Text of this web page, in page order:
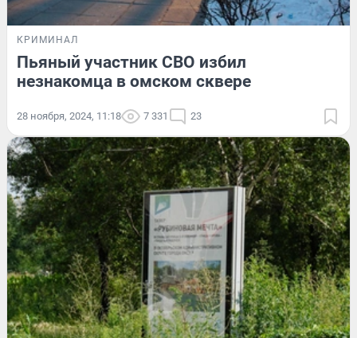
КРИМИНАЛ
Пьяный участник СВО избил
незнакомца в омском сквере
28 ноября, 2024, 11:18 7 331 23